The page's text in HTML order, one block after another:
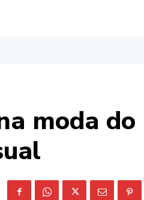
moda do